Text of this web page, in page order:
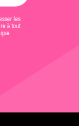
les
à tout